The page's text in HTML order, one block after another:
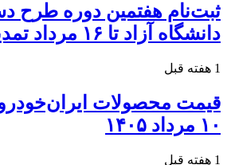
ثبت‌نام هفتمین دوره طرح
دانشگاه آزاد تا ۱۶ مرداد تمدید شد
1 هفته قبل
قیمت محصولات ایران‌خودرو
۱۰ مرداد ۱۴۰۵
1 هفته قبل